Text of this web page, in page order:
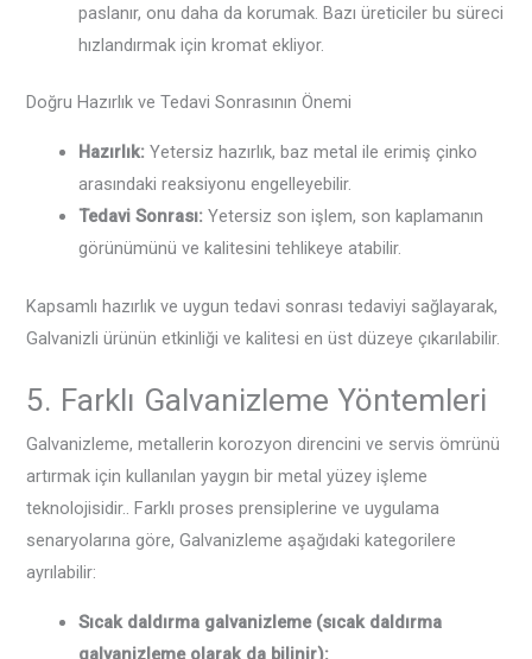
paslanır, onu daha da korumak. Bazı üreticiler bu süreci
hızlandırmak için kromat ekliyor.
Doğru Hazırlık ve Tedavi Sonrasının Önemi
Hazırlık: Yetersiz hazırlık, baz metal ile erimiş çinko
arasındaki reaksiyonu engelleyebilir.
Tedavi Sonrası: Yetersiz son işlem, son kaplamanın
görünümünü ve kalitesini tehlikeye atabilir.
Kapsamlı hazırlık ve uygun tedavi sonrası tedaviyi sağlayarak,
Galvanizli ürünün etkinliği ve kalitesi en üst düzeye çıkarılabilir.
5. Farklı Galvanizleme Yöntemleri
Galvanizleme, metallerin korozyon direncini ve servis ömrünü
artırmak için kullanılan yaygın bir metal yüzey işleme
teknolojisidir.. Farklı proses prensiplerine ve uygulama
senaryolarına göre, Galvanizleme aşağıdaki kategorilere
ayrılabilir:
Sıcak daldırma galvanizleme (sıcak daldırma
galvanizleme olarak da bilinir):